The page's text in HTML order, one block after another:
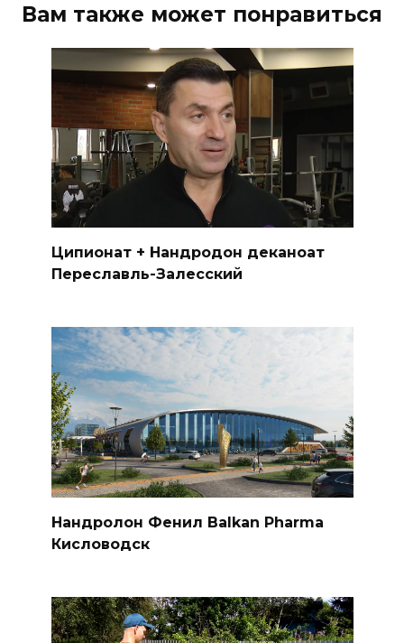
Вам также может понравиться
Ципионат + Нандродон деканоат
Переславль-Залесский
Нандролон Фенил Balkan Pharma
Кисловодск